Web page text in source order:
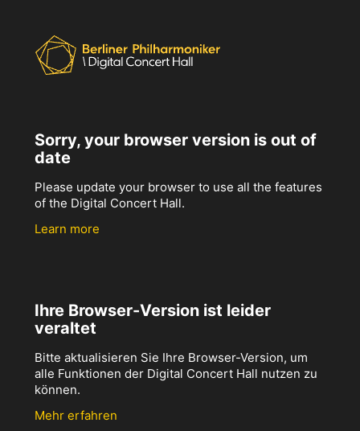
Sorry, your browser version is out of
date
Please update your browser to use all the features
of the Digital Concert Hall.
Learn more
Ihre Browser-Version ist leider
veraltet
Bitte aktualisieren Sie Ihre Browser-Version, um
alle Funktionen der Digital Concert Hall nutzen zu
können.
Mehr erfahren